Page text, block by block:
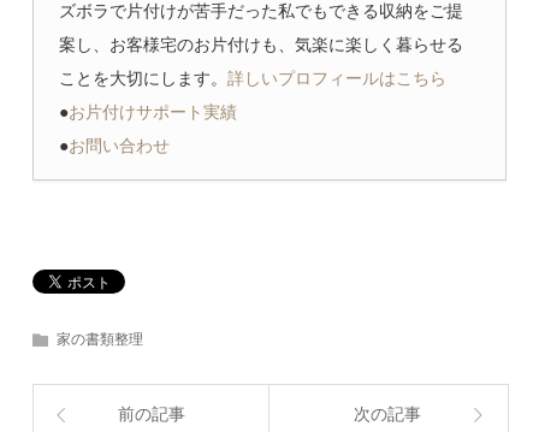
ズボラで片付けが苦手だった私でもできる収納をご提
案し、お客様宅のお片付けも、気楽に楽しく暮らせる
ことを大切にします。詳しいプロフィールはこちら
●お片付けサポート実績
●お問い合わせ
家の書類整理
前の記事 次の記事